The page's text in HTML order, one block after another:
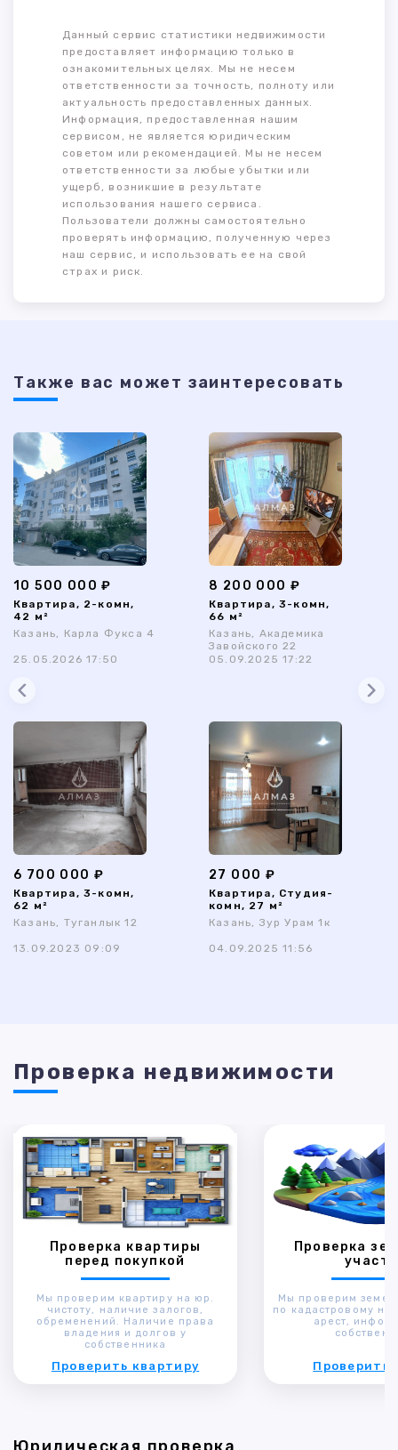
Данный сервис статистики недвижимости
предоставляет информацию только в
ознакомительных целях. Мы не несем
ответственности за точность, полноту или
актуальность предоставленных данных.
Информация, предоставленная нашим
сервисом, не является юридическим
советом или рекомендацией. Мы не несем
ответственности за любые убытки или
ущерб, возникшие в результате
использования нашего сервиса.
Пользователи должны самостоятельно
проверять информацию, полученную через
наш сервис, и использовать ее на свой
страх и риск.
Также ваc может заинтересовать
10 500 000 ₽
Квартира, 2-комн,
42 м²
Казань, Карла Фукса 4
25.05.2026 17:50
8 200 000 ₽
Квартира, 3-комн,
66 м²
Казань, Академика
Завойского 22
05.09.2025 17:22
6 700 000 ₽
Квартира, 3-комн,
62 м²
Казань, Туганлык 12
13.09.2023 09:09
27 000 ₽
Квартира, Студия-
комн, 27 м²
Казань, Зур Урам 1к
04.09.2025 11:56
Проверка недвижимости
Проверка квартиры
перед покупкой
Мы проверим квартиру на юр.
чистоту, наличие залогов,
обременений. Наличие права
владения и долгов у
собственника
Проверить квартиру
Проверка
Мы проверим
по кадастровому
арест,
Проверить